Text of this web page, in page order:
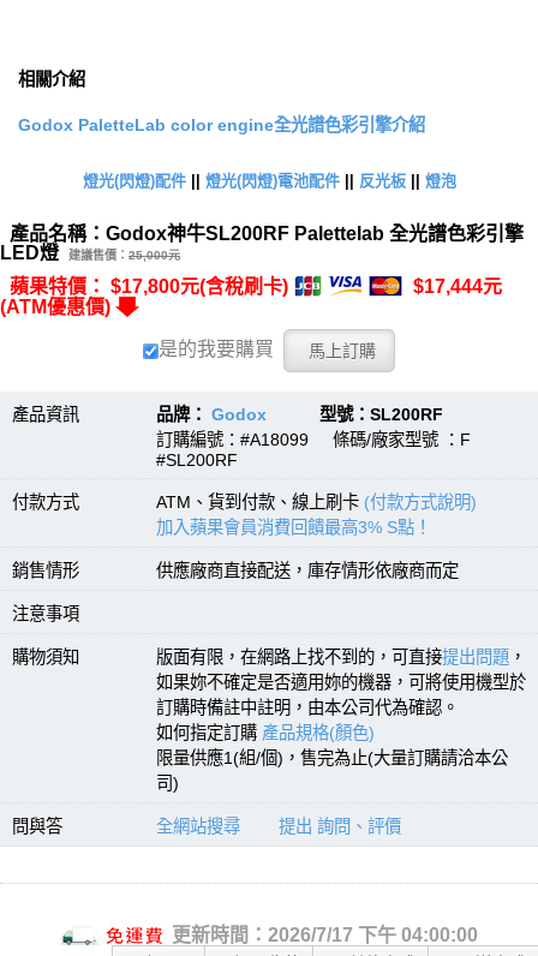
相關介紹
Godox PaletteLab color engine全光譜色彩引擎介紹
燈光(閃燈)配件|| 燈光(閃燈)電池配件|| 反光板|| 燈泡
產品名稱：Godox神牛SL200RF Palettelab 全光譜色彩引擎
LED燈
建議售價： 25,000元
蘋果特價： $17,800元(含稅刷卡)
$17,444元
(ATM優惠價)
是的我要購買
產品資訊 品牌： Godox 型號：SL200RF
訂購編號：#A18099 條碼/廠家型號 ：F
#SL200RF
付款方式 ATM、貨到付款、線上刷卡 (付款方式說明)
加入蘋果會員消費回饋最高3% S點！
銷售情形 供應廠商直接配送，庫存情形依廠商而定
注意事項
購物須知 版面有限，在網路上找不到的，可直接提出問題 ，
如果妳不確定是否適用妳的機器，可將使用機型於
訂購時備註中註明，由本公司代為確認。
如何指定訂購 產品規格(顏色)
限量供應1(組/個)，售完為止(大量訂購請洽本公
司)
問與答 全網站搜尋 提出 詢問、評價
更新時間：2026/7/17 下午 04:00:00